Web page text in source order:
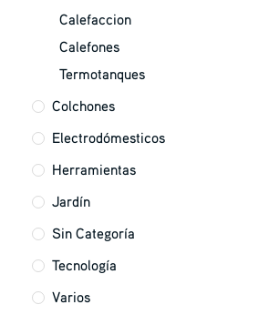
Calefaccion
Calefones
Termotanques
Colchones
Electrodómesticos
Herramientas
Jardín
Sin Categoría
Tecnología
Varios